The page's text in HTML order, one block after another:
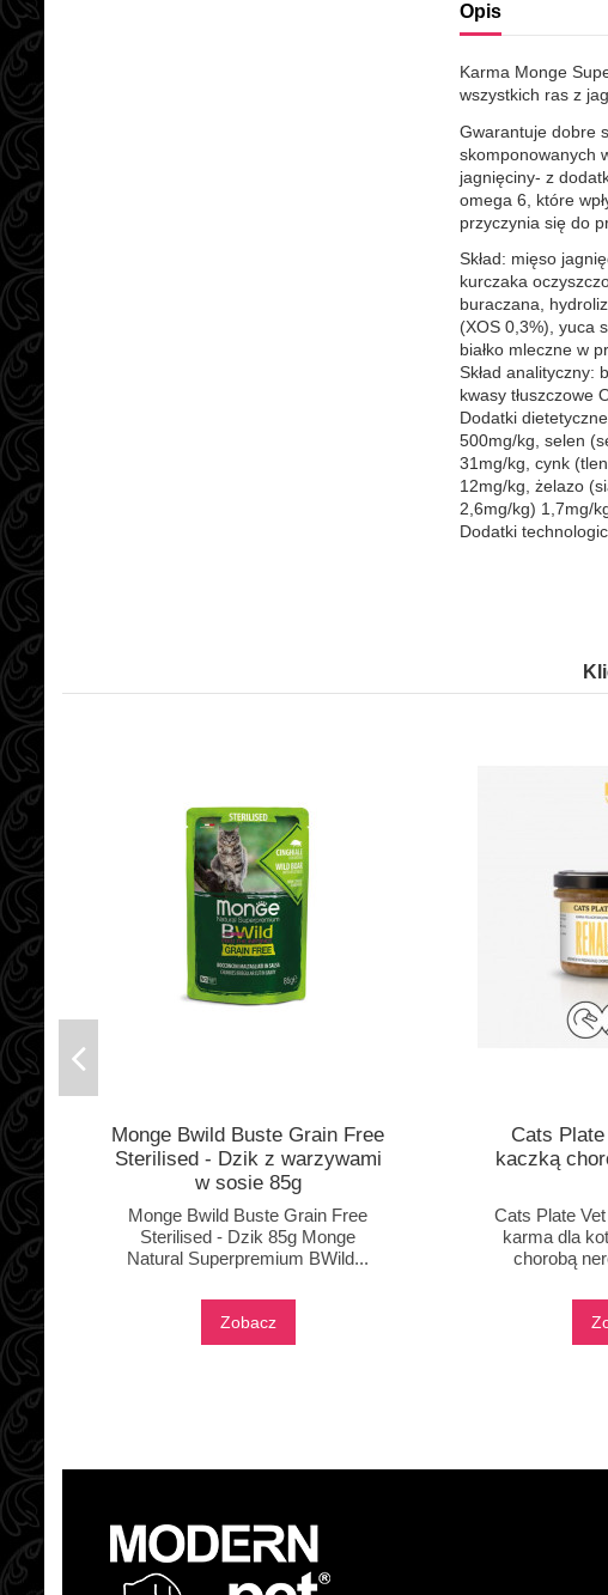
Opis
Karma Monge
wszystkich ras z
Gwarantuje dobre
skomponowanych
jagnięciny- z
omega 6, które
przyczynia się do
Skład: mięso
kurczaka
buraczana,
(XOS 0,3%), yuca
białko mleczne w
Skład analityczny:
kwasy tłuszczowe
Dodatki
500mg/kg, selen
31mg/kg, cynk
12mg/kg, żelazo
2,6mg/kg) 1,7mg/
Dodatki
Monge Bwild Buste Grain Free
Sterilised - Dzik z warzywami
w sosie 85g
Monge Bwild Buste Grain Free
Sterilised - Dzik 85g Monge
Natural Superpremium BWild...
Zobacz
Cats
kaczką
Cats Plate
karma dla
chorobą